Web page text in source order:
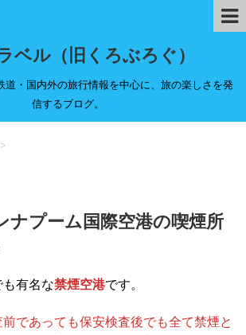
ベル（旧くろぶろぐ）
道・国内外の旅行情報を中心に、旅の楽しさを発
信するブログ。
>
プーム国際空港の喫煙所
も有名な禁煙空港です。
であっても保安検査後でも全て禁煙と